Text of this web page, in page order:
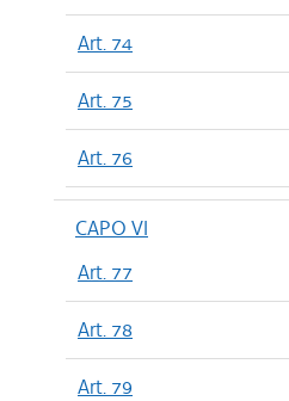
Art. 74
Art. 75
Art. 76
CAPO VI
Art. 77
Art. 78
Art. 79